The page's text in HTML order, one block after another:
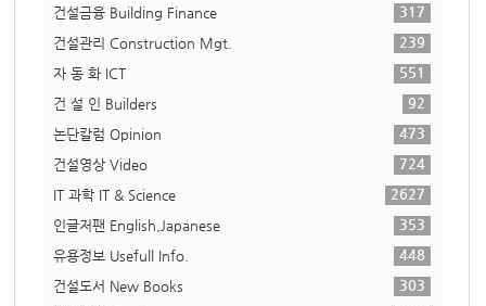
건설금융 Building Finance
317
건설관리 Construction Mgt.
239
자 동 화 ICT
551
건 설 인 Builders
92
논단칼럼 Opinion
473
건설영상 Video
724
IT 과학 IT & Science
2627
인글저팬 English,Japanese
353
유용정보 Usefull Info.
448
건설도서 New Books
303